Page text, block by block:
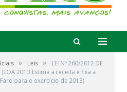
» Leis »
LEI Nº 260/2012 DE
(LOA 2013 Estima a receita e fixa a
para o exercício de 2013)